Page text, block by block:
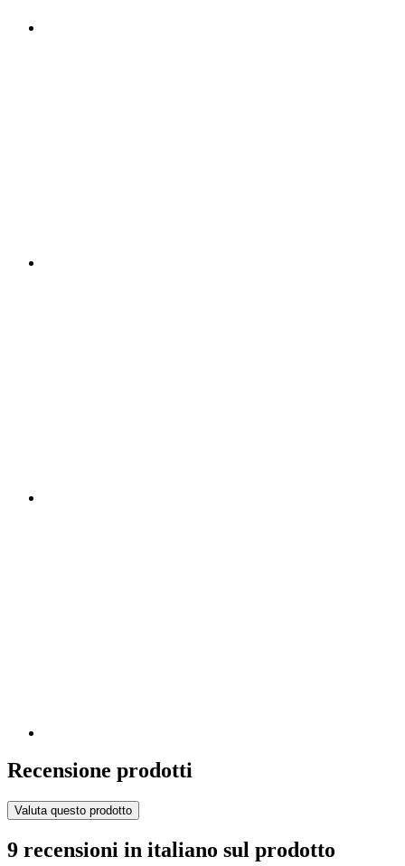
Recensione prodotti
Valuta questo prodotto
9 recensioni in italiano sul prodotto